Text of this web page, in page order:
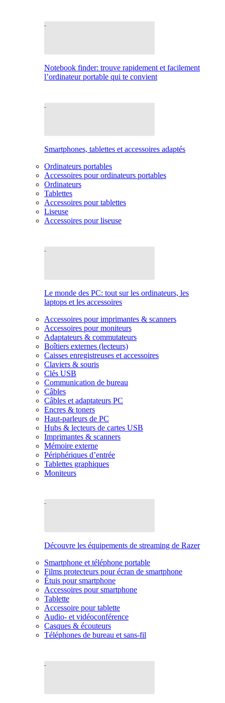
Notebook finder: trouve rapidement et facilement
l’ordinateur portable qui te convient
Smartphones, tablettes et accessoires adaptés
Ordinateurs portables
Accessoires pour ordinateurs portables
Ordinateurs
Tablettes
Accessoires pour tablettes
Liseuse
Accessoires pour liseuse
Le monde des PC: tout sur les ordinateurs, les
laptops et les accessoires
Accessoires pour imprimantes & scanners
Accessoires pour moniteurs
Adaptateurs & commutateurs
Boîtiers externes (lecteurs)
Caisses enregistreuses et accessoires
Claviers & souris
Clés USB
Communication de bureau
Câbles
Câbles et adaptateurs PC
Encres & toners
Haut-parleurs de PC
Hubs & lecteurs de cartes USB
Imprimantes & scanners
Mémoire externe
Périphériques d’entrée
Tablettes graphiques
Moniteurs
Découvre les équipements de streaming de Razer
Smartphone et téléphone portable
Films protecteurs pour écran de smartphone
Étuis pour smartphone
Accessoires pour smartphone
Tablette
Accessoire pour tablette
Audio- et vidéoconférence
Casques & écouteurs
Téléphones de bureau et sans-fil